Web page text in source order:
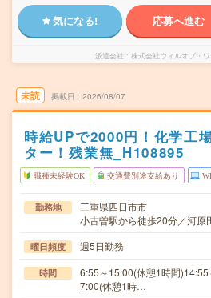
気になる! 応募へ進む
派遣会社 株式会社ウィルオブ・
未読 掲載日 2026/08/07
時給UPで2000円！化学工
ター！残業無_H108895
職種未経験OK 交通費別途支給あり
勤務地
三重県四日市市
小古曽駅から徒歩20分／河原
曜日頻度 週5日勤務
時間
6:55～15:00(休憩1時間
7:00(休憩1時…